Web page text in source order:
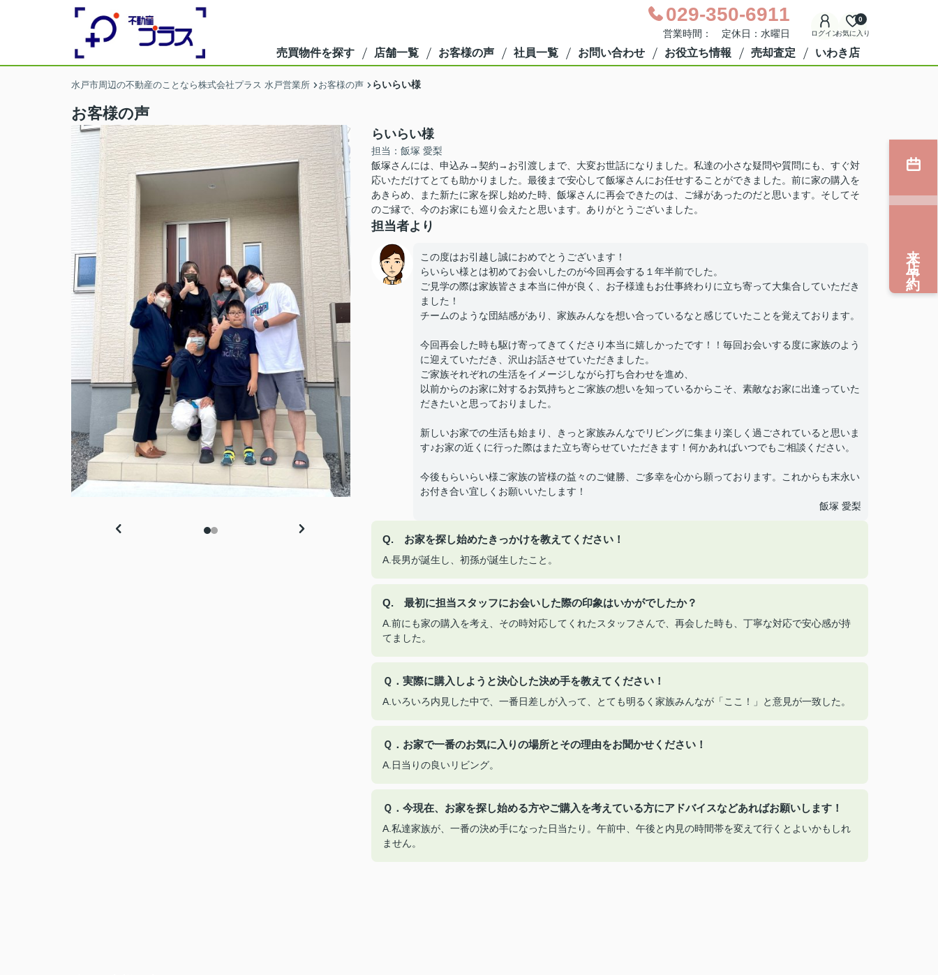
029-350-6911
営業時間： 定休日：水曜日 ログインお気に入り
0
売買物件を探す 店舗一覧 お客様の声 社員一覧 お問い合わせ お役立ち情報 売却査定 いわき店
水戸市周辺の不動産のことなら株式会社プラス 水戸営業所 お客様の声 らいらい様
お客様の声
らいらい様
担当：飯塚 愛梨
飯塚さんには、申込み→契約→お引渡しまで、大変お世話になりました。私達の小さな疑問や質問にも、すぐ対
応いただけてとても助かりました。最後まで安心して飯塚さんにお任せすることができました。前に家の購入を
あきらめ、また新たに家を探し始めた時、飯塚さんに再会できたのは、ご縁があったのだと思います。そしてそ
のご縁で、今のお家にも巡り会えたと思います。ありがとうございました。
担当者より
この度はお引越し誠におめでとうございます！
らいらい様とは初めてお会いしたのが今回再会する１年半前でした。
ご見学の際は家族皆さま本当に仲が良く、お子様達もお仕事終わりに立ち寄って大集合していただき
ました！
チームのような団結感があり、家族みんなを想い合っているなと感じていたことを覚えております。
今回再会した時も駆け寄ってきてくださり本当に嬉しかったです！！毎回お会いする度に家族のよう
に迎えていただき、沢山お話させていただきました。
ご家族それぞれの生活をイメージしながら打ち合わせを進め、
以前からのお家に対するお気持ちとご家族の想いを知っているからこそ、素敵なお家に出逢っていた
だきたいと思っておりました。
新しいお家での生活も始まり、きっと家族みんなでリビングに集まり楽しく過ごされていると思いま
す♪お家の近くに行った際はまた立ち寄らせていただきます！何かあればいつでもご相談ください。
今後もらいらい様ご家族の皆様の益々のご健勝、ご多幸を心から願っております。これからも末永い
お付き合い宜しくお願いいたします！
飯塚 愛梨
Q. お家を探し始めたきっかけを教えてください！
A.長男が誕生し、初孫が誕生したこと。
Q. 最初に担当スタッフにお会いした際の印象はいかがでしたか？
A.前にも家の購入を考え、その時対応してくれたスタッフさんで、再会した時も、丁寧な対応で安心感が持
てました。
Ｑ．実際に購入しようと決心した決め手を教えてください！
A.いろいろ内見した中で、一番日差しが入って、とても明るく家族みんなが「ここ！」と意見が一致した。
Ｑ．お家で一番のお気に入りの場所とその理由をお聞かせください！
A.日当りの良いリビング。
Ｑ．今現在、お家を探し始める方やご購入を考えている方にアドバイスなどあればお願いします！
A.私達家族が、一番の決め手になった日当たり。午前中、午後と内見の時間帯を変えて行くとよいかもしれ
ません。
来店予約